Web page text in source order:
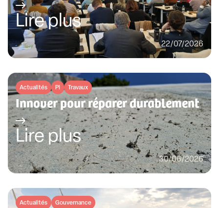
Lire plus
22/07/2026
Actualités PI Travaux
Innover pour réparer durablement
Lire plus
30/06/2026
Actualités Gouvernance